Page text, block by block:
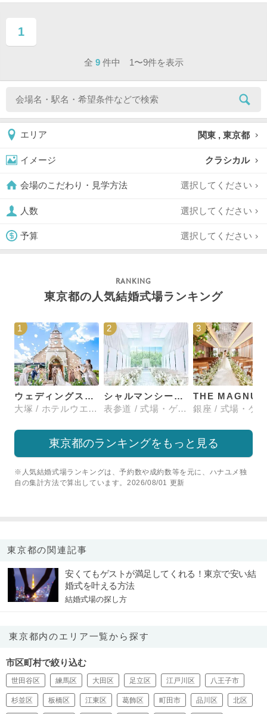
1
ページ目
全 9 件中 1〜9件を表示
エリア 関東 , 東京都
イメージ クラシカル
会場のこだわり・見学方法 選択してください
人数 選択してください
予算 選択してください
東京都の人気結婚式場ランキング
1
ウェディングスホテル・ベルクラシック東京
大塚 / ホテルウエディング
2
シャルマンシーナTOKYO
表参道 / 式場・ゲストハウス
3
東京都のランキングをもっと見る
※人気結婚式場ランキングは、予約数や成約数等を元に、ハナユメ独
自の集計方法で算出しています。2026/08/01 更新
東京都の関連記事
安くてもゲストが満足してくれる！東京で安い結
婚式を叶える方法
結婚式場の探し方
東京都内のエリア一覧から探す
市区町村で絞り込む
世田谷区 練馬区 大田区 足立区 江戸川区 八王子市
杉並区 板橋区 江東区 葛飾区 町田市 品川区 北区